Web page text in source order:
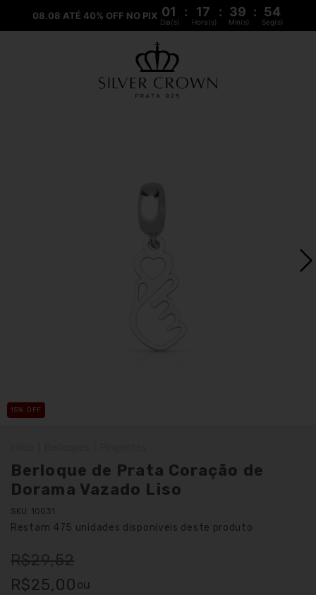
08.08 ATÉ 40% OFF NO PIX 01 : 17 : 39 : 54
Dia(s) Hora(s) Min(s) Seg(s)
15% OFF
Berloque de Prata Coração de
Dorama Vazado Liso
SKU: 10031
Restam 475 unidades disponíveis deste produto
R$29,52
R$25,00 ou